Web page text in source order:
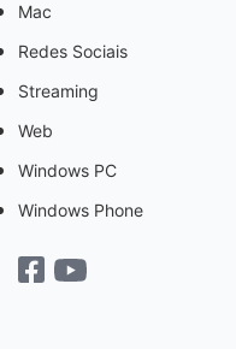
Mac
Redes Sociais
Streaming
Web
Windows PC
Windows Phone